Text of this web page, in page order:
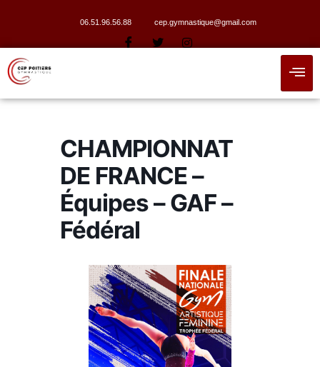
06.51.96.56.88 cep.gymnastique@gmail.com
CHAMPIONNAT
DE FRANCE –
Équipes – GAF –
Fédéral